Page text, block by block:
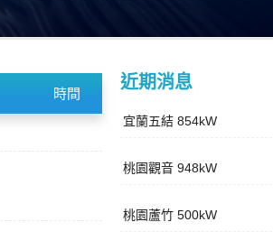
時間
近期消息
宜蘭五結 854kW
桃園觀音 948kW
桃園蘆竹 500kW